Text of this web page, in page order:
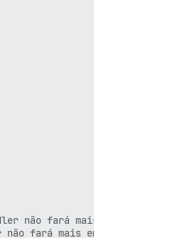
não fará mais em
não fará mais em